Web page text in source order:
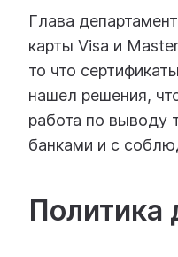
Глава
карты Visa и
то что
нашел решения,
работа по выводу
банками и с
Политика